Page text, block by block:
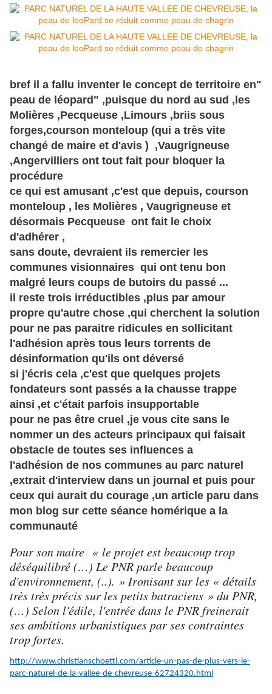
bref il a fallu inventer le concept de territoire en"
peau de léopard" ,puisque du nord au sud ,les
Molières ,Pecqueuse ,Limours ,briis sous
forges,courson monteloup (qui a très vite
changé de maire et d'avis ) ,Vaugrigneuse
,Angervilliers ont tout fait pour bloquer la
procédure
ce qui est amusant ,c'est que depuis, courson
monteloup , les Molières , Vaugrigneuse et
désormais Pecqueuse ont fait le choix
d'adhérer ,
sans doute, devraient ils remercier les
communes visionnaires qui ont tenu bon
malgré leurs coups de butoirs du passé ...
il reste trois irréductibles ,plus par amour
propre qu'autre chose ,qui cherchent la solution
pour ne pas paraitre ridicules en sollicitant
l'adhésion après tous leurs torrents de
désinformation qu'ils ont déversé
si j'écris cela ,c'est que quelques projets
fondateurs sont passés a la chausse trappe
ainsi ,et c'était parfois insupportable
pour ne pas être cruel ,je vous cite sans le
nommer un des acteurs principaux qui faisait
obstacle de toutes ses influences a
l'adhésion de nos communes au parc naturel
,extrait d'interview dans un journal et puis pour
ceux qui aurait du courage ,un article paru dans
mon blog sur cette séance homérique a la
communauté
Pour son maire « le projet est beaucoup trop
déséquilibré (…) Le PNR parle beaucoup
d'environnement, (..). » Ironisant sur les « détails
très très précis sur les petits batraciens » du PNR,
(…) Selon l'édile, l'entrée dans le PNR freinerait
ses ambitions urbanistiques par ses contraintes
trop fortes.
http://www.christianschoettl.com/article-un-pas-de-plus-vers-le-
parc-naturel-de-la-vallee-de-chevreuse-62724320.html